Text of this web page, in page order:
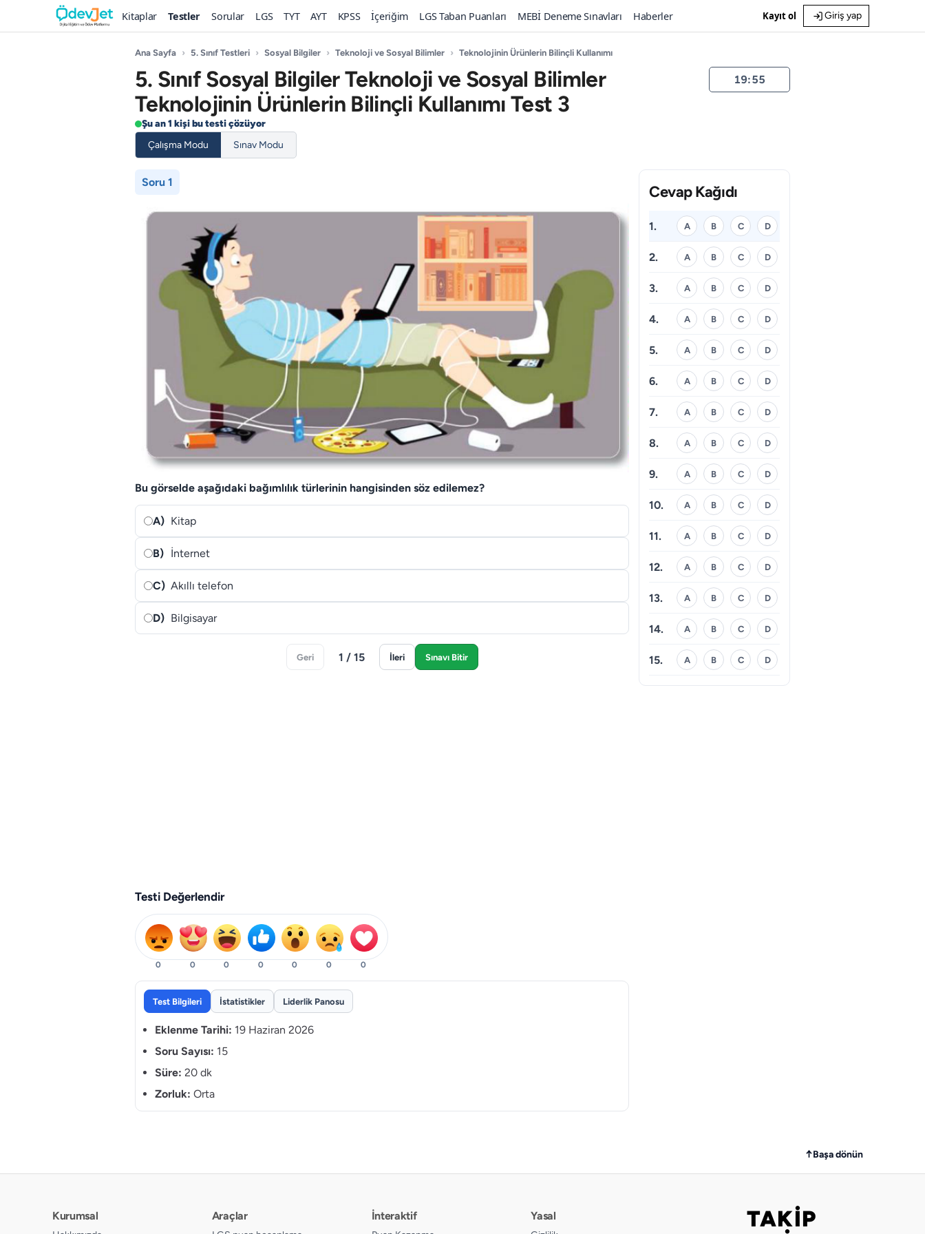
Kitaplar Testler Sorular LGS TYT AYT KPSS İçeriğim LGS Taban Puanları MEBİ Deneme Sınavları Haberler Kayıt ol Giriş yap
Ana Sayfa › 5. Sınıf Testleri › Sosyal Bilgiler › Teknoloji ve Sosyal Bilimler › Teknolojinin Ürünlerin Bilinçli Kullanımı
5. Sınıf Sosyal Bilgiler Teknoloji ve Sosyal Bilimler
Teknolojinin Ürünlerin Bilinçli Kullanımı Test 3
Şu an 1 kişi bu testi çözüyor
Çalışma Modu
Sınav Modu
19:55
Soru 1
Bu görselde aşağıdaki bağımlılık türlerinin hangisinden söz edilemez?
A) Kitap
B) İnternet
C) Akıllı telefon
D) Bilgisayar
Geri 1 / 15 İleri Sınavı Bitir
Testi Değerlendir
0 0 0 0 0 0 0
Cevap Kağıdı
1. A B C D
2. A B C D
3. A B C D
4. A B C D
5. A B C D
6. A B C D
7. A B C D
8. A B C D
9. A B C D
10. A B C D
11. A B C D
12. A B C D
13. A B C D
14. A B C D
15. A B C D
Test Bilgileri İstatistikler Liderlik Panosu
Eklenme Tarihi: 19 Haziran 2026
Soru Sayısı: 15
Süre: 20 dk
Zorluk: Orta
↑Başa dönün
Kurumsal Araçlar İnteraktif Yasal Bizi takip edin
TAKİP